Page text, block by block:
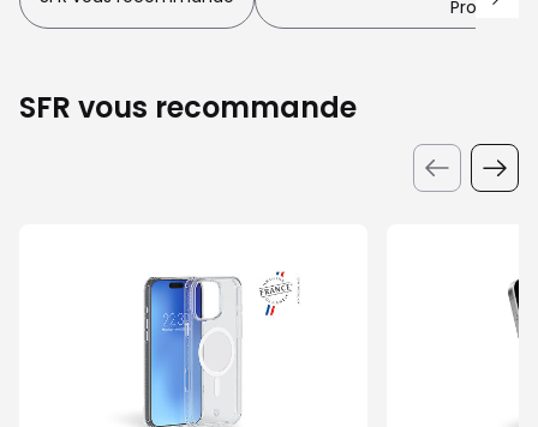
Pro Max
SFR vous recommande